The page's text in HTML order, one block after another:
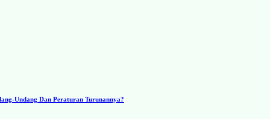
Undang Dan Peraturan Turunannya?